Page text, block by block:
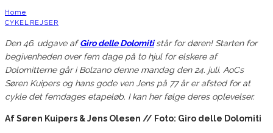
Home
CYKELREJSER
Den 46. udgave afGiro delle Dolomiti står for døren! Starten for
begivenheden over fem dage på to hjul for elskere af
Dolomitterne går i Bolzano denne mandag den 24. juli. AoCs
Søren Kuipers og hans gode ven Jens på 77 år er afsted for at
cykle det femdages etapeløb. I kan her følge deres oplevelser.
Af Søren Kuipers & Jens Olesen // Foto: Giro delle Dolomiti